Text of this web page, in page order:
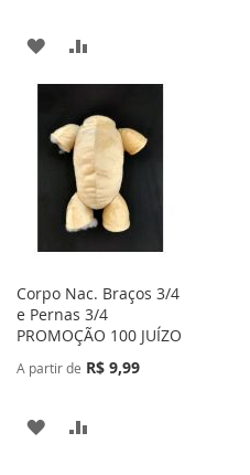
ADICIONAR
À
LISTA
DE
DESEJOS
PARA
COMPARAR
Corpo Nac. Braços 3/4
e Pernas 3/4
PROMOÇÃO 100 JUÍZO
A partir de R$ 9,99
ADICIONAR